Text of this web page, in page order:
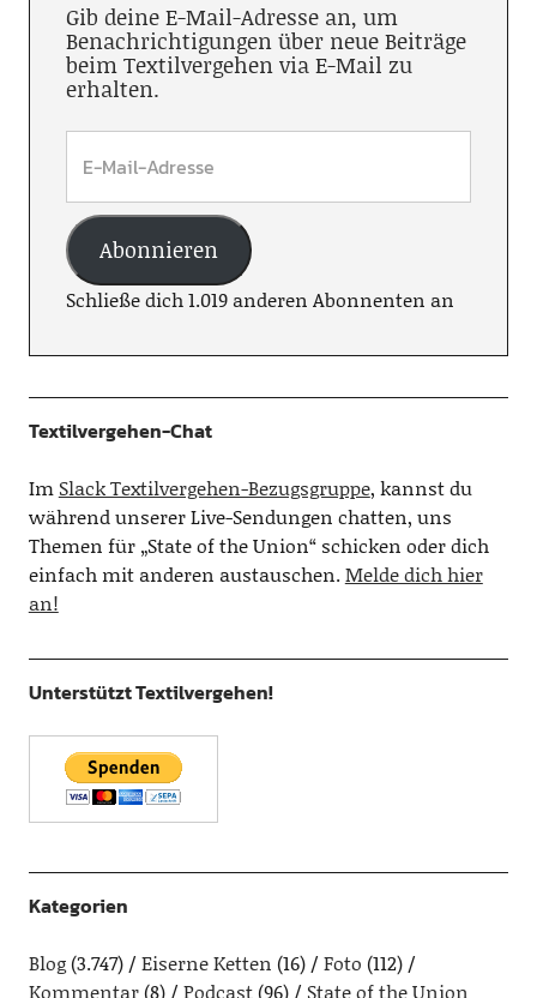
Gib deine E-Mail-Adresse an, um
Benachrichtigungen über neue Beiträge
beim Textilvergehen via E-Mail zu
erhalten.
Abonnieren
Schließe dich 1.019 anderen Abonnenten an
Textilvergehen-Chat
Im Slack Textilvergehen-Bezugsgruppe, kannst du
während unserer Live-Sendungen chatten, uns
Themen für „State of the Union“ schicken oder dich
einfach mit anderen austauschen.Melde dich hier
an!
Unterstützt Textilvergehen!
Kategorien
Blog(3.747) Eiserne Ketten (16) Foto (112)
Kommentar(8) Podcast(96) State of the Union